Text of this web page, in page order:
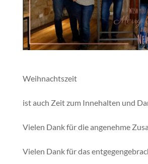
Weihnachtszeit
ist auch Zeit zum Innehalten und
Vielen Dank für die angenehme
Vielen Dank für das